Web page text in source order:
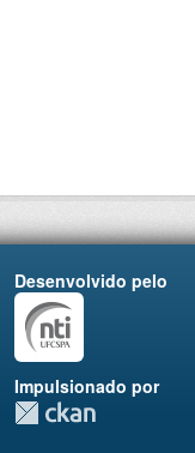
Desenvolvido pelo
Impulsionado por